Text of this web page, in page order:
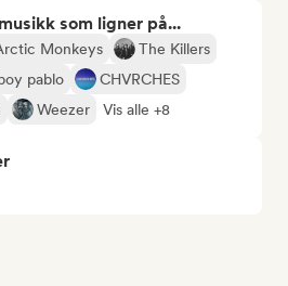
som ligner på...
Monkeys
The Killers
pablo
CHVRCHES
Weezer Vis alle +8